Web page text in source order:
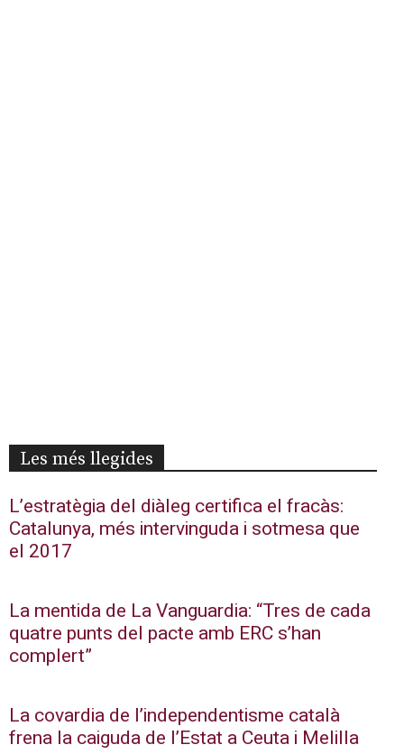
Les més llegides
L’estratègia del diàleg certifica el fracàs:
Catalunya, més intervinguda i sotmesa que
el 2017
La mentida de La Vanguardia: “Tres de cada
quatre punts del pacte amb ERC s’han
complert”
La covardia de l’independentisme català
frena la caiguda de l’Estat a Ceuta i Melilla